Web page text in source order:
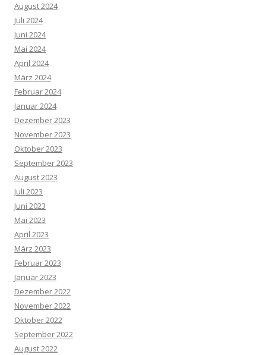
August 2024
Juli 2024
Juni 2024
Mai 2024
April 2024
März 2024
Februar 2024
Januar 2024
Dezember 2023
November 2023
Oktober 2023
September 2023
August 2023
Juli 2023
Juni 2023
Mai 2023
April 2023
März 2023
Februar 2023
Januar 2023
Dezember 2022
November 2022
Oktober 2022
September 2022
August 2022